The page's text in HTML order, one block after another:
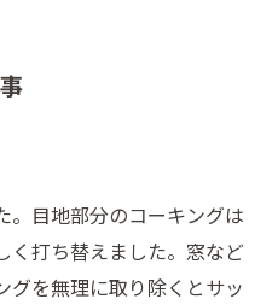
。目地部分のコーキングは
く打ち替えました。窓など
グを無理に取り除くとサッ